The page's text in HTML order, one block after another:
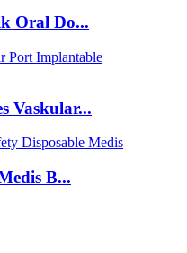
Oral Do...
Vaskular...
B...